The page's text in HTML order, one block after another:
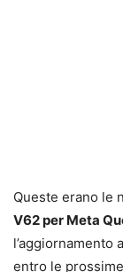
Queste erano le
V62 per Meta
entro le